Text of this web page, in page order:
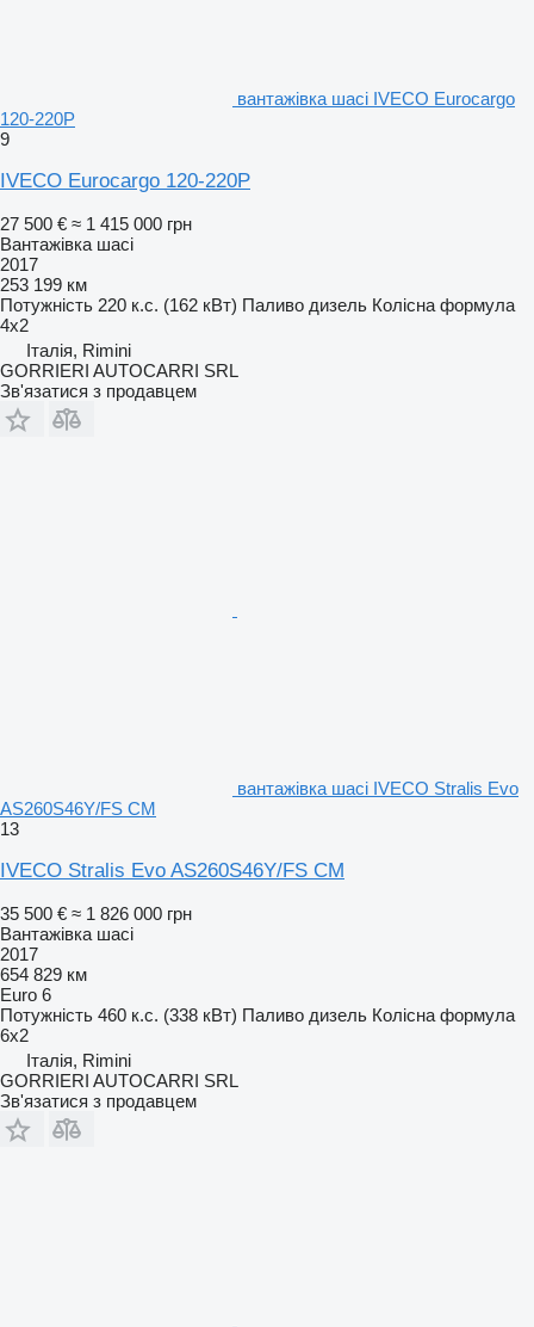
вантажівка шасі IVECO Eurocargo
120-220P
9
IVECO Eurocargo 120-220P
27 500 € ≈ 1 415 000 грн
Вантажівка шасі
2017
253 199 км
Потужність 220 к.с. (162 кВт) Паливо дизель Колісна формула
4x2
Італія, Rimini
GORRIERI AUTOCARRI SRL
Зв'язатися з продавцем
вантажівка шасі IVECO Stralis Evo
AS260S46Y/FS CM
13
IVECO Stralis Evo AS260S46Y/FS CM
35 500 € ≈ 1 826 000 грн
Вантажівка шасі
2017
654 829 км
Euro 6
Потужність 460 к.с. (338 кВт) Паливо дизель Колісна формула
6x2
Італія, Rimini
GORRIERI AUTOCARRI SRL
Зв'язатися з продавцем